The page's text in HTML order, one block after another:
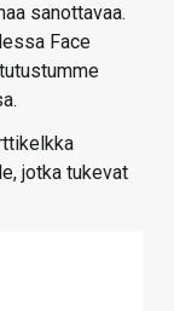
sanottavaa.
Face
jotka tukevat